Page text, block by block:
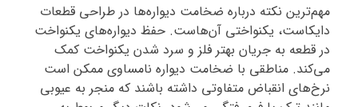
مهم‌ترین نکته درباره ضخامت دیواره‌ها در طراحی قطعات
دایکاست، یکنواختی آن‌هاست. حفظ دیواره‌های یکنواخت
در قطعه به جریان بهتر فلز و سرد شدن یکنواخت کمک
می‌کند. مناطقی با ضخامت دیواره نامساوی ممکن است
نرخ‌های انقباض متفاوتی داشته باشند که منجر به عیوبی